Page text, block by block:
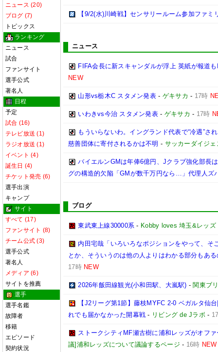
ニュース (20)
ブログ (7)
トピックス
ランキング
ニュース
試合
ファンサイト
選手公式
著名人
日程
予定
試合 (16)
テレビ放送 (1)
ラジオ放送 (1)
イベント (4)
誕生日 (4)
チケット発売 (6)
選手出演
キャンプ
サイト
すべて (17)
ファンサイト (8)
チーム公式 (3)
選手公式
著名人
メディア (6)
サイトを推薦
選手
選手名鑑
故障者
移籍
エピソード
契約状況
【9/2(水)川崎戦】センサリールーム参加ファミ
ニュース
FIFA会長に新スキャンダルが浮上 英紙が報道
NEW
山形vs栃木C スタメン発表 - ゲキサカ - 17時
いわきvs今治 スタメン発表 - ゲキサカ - 17時
もういらないわ。イングランド代表で“冷遇”さ
慈善団体に寄付されるかは不明 - サッカーダイジ
バイエルンGMは年俸6億円、Jクラブ強化部長
グの構造的欠陥「GMが数千万円なら…」代理人ズ
ブログ
東武東上線30000系 - Kobby loves 埼玉&レッズ
内田宅哉「いろいろなポジションをやって、
とか、そういうのは他の人よりはわかる部分もあ
17時 NEW
2026年飯田線観光(小和田駅、大嵐駅) - 関東ブ
【J2リーグ第1節】藤枝MYFC 2-0 ベガルタ仙
れでも届かなかった開幕戦 - リビング de Jラボ-
ストークシティMF瀬古樹に浦和レッズがオフ
議]浦和レッズについて議論するページ - 16時 NEW